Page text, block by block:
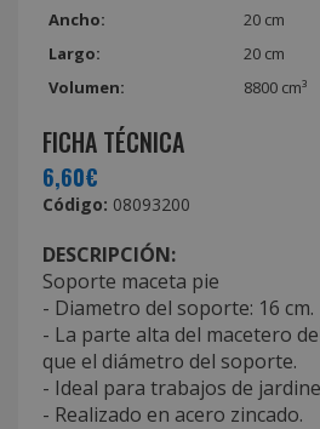
Ancho:
20 cm
Largo:
20 cm
Volumen:
8800 cm³
FICHA TÉCNICA
6,60€
Código: 08093200
DESCRIPCIÓN:
Soporte maceta pie
- Diametro del soporte: 16 cm.
- La parte alta del macetero
que el diámetro del soporte.
- Ideal para trabajos de
- Realizado en acero zincado.